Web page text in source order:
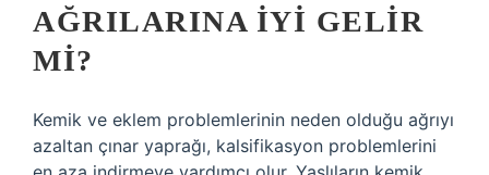
AĞRILARINA IYI GELIR
MI?
Kemik ve eklem problemlerinin neden olduğu ağrıyı
azaltan çınar yaprağı, kalsifikasyon problemlerini